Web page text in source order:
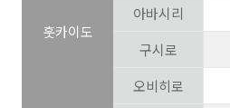
훗카이도
아바시리
구시로
오비히로